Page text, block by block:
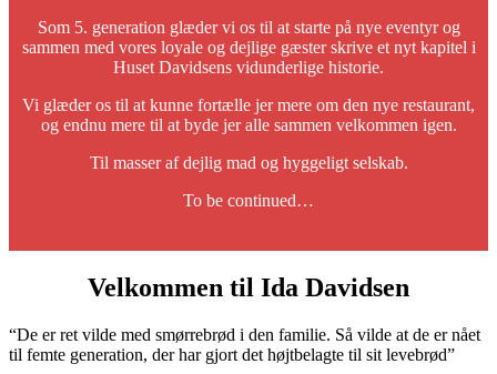
Som 5. generation glæder vi os til at starte på nye eventyr og
sammen med vores loyale og dejlige gæster skrive et nyt kapitel i
Huset Davidsens vidunderlige historie.
Vi glæder os til at kunne fortælle jer mere om den nye restaurant,
og endnu mere til at byde jer alle sammen velkommen igen.
Til masser af dejlig mad og hyggeligt selskab.
To be continued…
Velkommen til Ida Davidsen
“De er ret vilde med smørrebrød i den familie. Så vilde at de er nået
til femte generation, der har gjort det højtbelagte til sit levebrød”